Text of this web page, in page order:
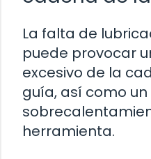
La falta de
puede provocar
excesivo de la
guía, así como un
herramienta.